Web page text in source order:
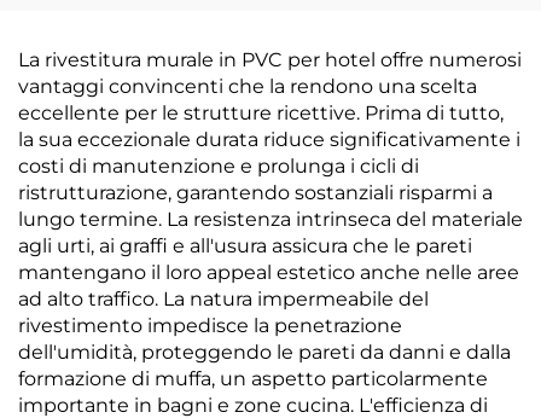
texture naturali
produttore, utilizzo per
tutta la casa, camere
da letto e soggiorni,
spessore aumentato e
impermeabile, carta
da parati per pareti
soggiorno.
Descrizione. Quantità
minima d'ordine: 30
metri quadrati.
Dettagli
confezionamento:
Pellicola bolle e
tessuto non tessuto
La rivestitura murale in PVC per hotel offre numerosi
vantaggi convincenti che la rendono una scelta
eccellente per le strutture ricettive. Prima di tutto,
la sua eccezionale durata riduce significativamente i
costi di manutenzione e prolunga i cicli di
ristrutturazione, garantendo sostanziali risparmi a
lungo termine. La resistenza intrinseca del materiale
agli urti, ai graffi e all'usura assicura che le pareti
mantengano il loro appeal estetico anche nelle aree
ad alto traffico. La natura impermeabile del
rivestimento impedisce la penetrazione
dell'umidità, proteggendo le pareti da danni e dalla
formazione di muffa, un aspetto particolarmente
importante in bagni e zone cucina. L'efficienza di